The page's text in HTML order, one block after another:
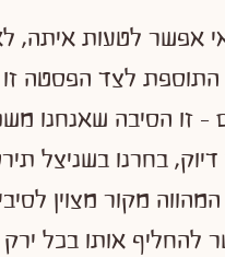
אפשר לטעות איתה,
התוספת לצד הפסטה
זו הסיבה שאנחנו
מקור מצוין
אותו בכל ירק